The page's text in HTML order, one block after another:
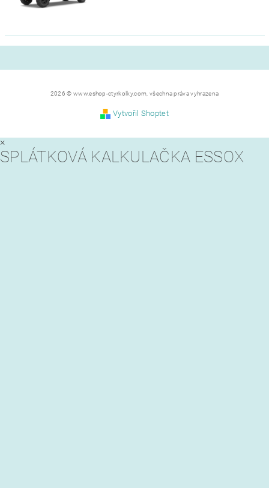
2026 © www.eshop-ctyrkolky.com, všechna práva vyhrazena
Vytvořil Shoptet
×
SPLÁTKOVÁ KALKULAČKA ESSOX